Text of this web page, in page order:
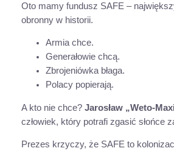
Oto mamy fundusz SAFE –
obronny w historii.
Armia chce.
Generałowie chcą.
Zbrojeniówka błaga.
Polacy popierają.
A kto nie chce? Jarosław „Weto-
człowiek, który potrafi zgasić słońce
Prezes krzyczy, że SAFE to